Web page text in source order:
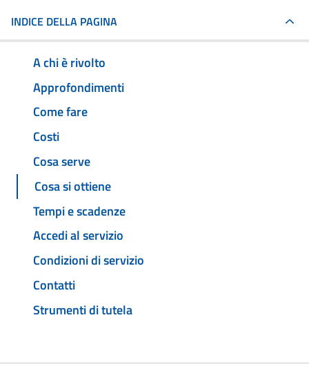
INDICE DELLA PAGINA
A chi è rivolto
Approfondimenti
Come fare
Costi
Cosa serve
Cosa si ottiene
Tempi e scadenze
Accedi al servizio
Condizioni di servizio
Contatti
Strumenti di tutela